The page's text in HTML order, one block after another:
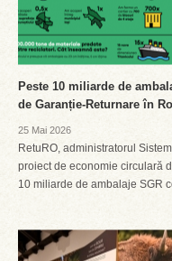
Peste 10 miliarde de
de Garanție-Returnare în
25 Mai 2026
RetuRO, administratorul
proiect de economie circulară
10 miliarde de ambalaje SGR